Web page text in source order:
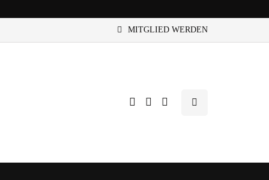
MITGLIED WERDEN